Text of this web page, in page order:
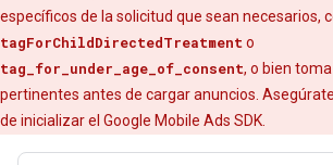
específicos de la solicitud que sean necesarios,
tagForChildDirectedTreatment o
tag_for_under_age_of_consent, o bien
pertinentes antes de cargar anuncios.
de inicializar el Google Mobile Ads SDK